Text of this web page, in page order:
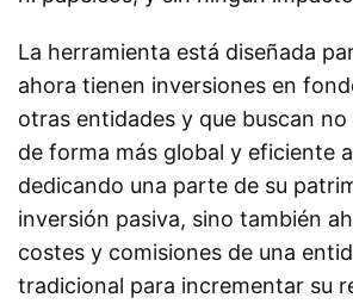
La herramienta está diseñada
ahora tienen inversiones en
otras entidades y que buscan
de forma más global y eficiente
dedicando una parte de su
inversión pasiva, sino también
costes y comisiones de una
tradicional para incrementar su